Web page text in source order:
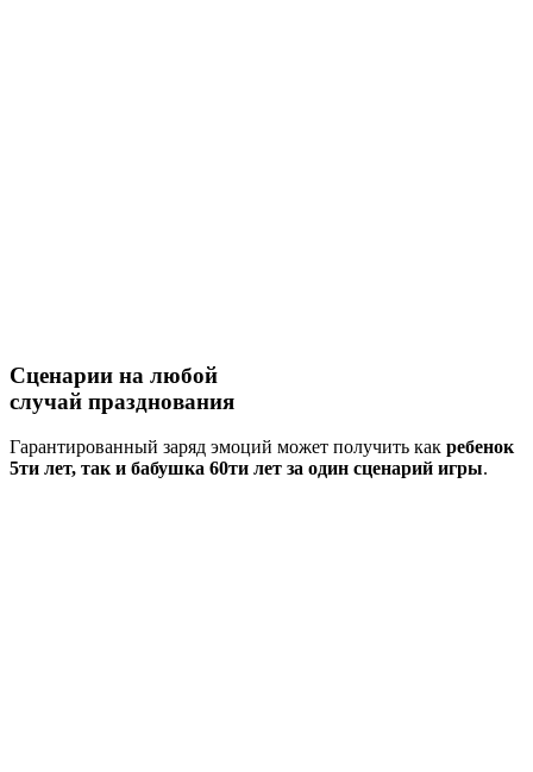
Сценарии на любой
случай празднования
Гарантированный заряд эмоций может получить как ребенок
5ти лет, так и бабушка 60ти лет за один сценарий игры.